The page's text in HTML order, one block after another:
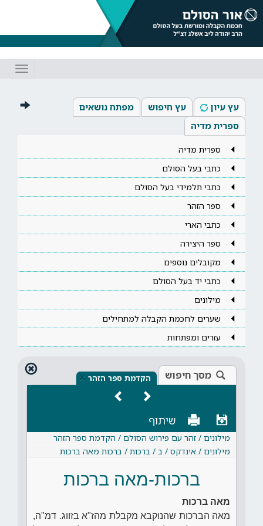
עץ עיון עץ חיפוש
מפתח נושאים
ספרית מדיה
ספרית מדיה
כתבי בעל הסולם
כתבי תלמידי בעל הסולם
ספר הזהר
כתבי הארי
ספר היצירה
מקובלים נוספים
כתבי יד בעל הסולם
מילונים
שערים לחכמת הקבלה למתחילים
עזרים ומפתחות
מסך חיפוש הקדמת ספר הזהר ×
שיתוף
מילונים / זהר עם פירוש הסולם / הקדמת ספר הזהר
מילונים / אינדקס / ב / ברכות / ברכות מאה ברכות
ברכות-מאה ברכות
מאה ברכות
מאה הברכות שהנוקבא מקבלת מהז"א בזווג. דמ"ה,